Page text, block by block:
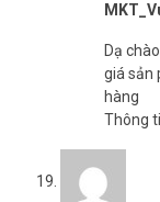
Dạ
giá sản
hàng
Thông